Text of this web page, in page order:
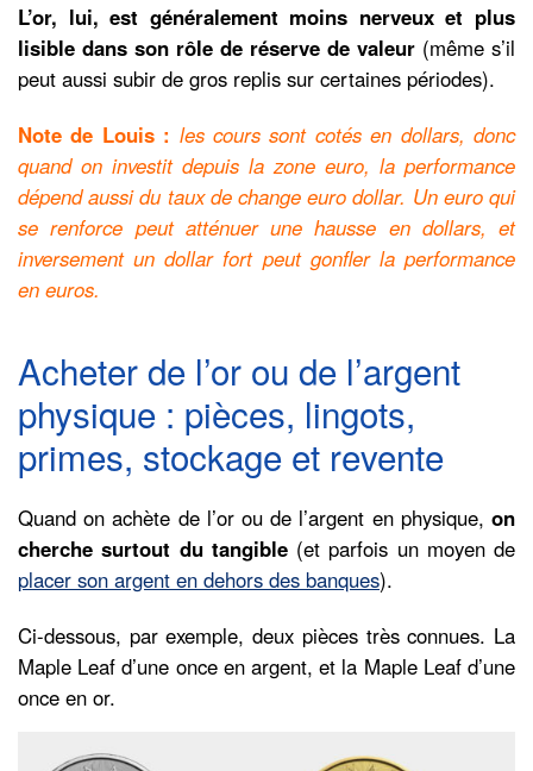
L’or, lui, est généralement moins nerveux et plus
lisible dans son rôle de réserve de valeur (même s’il
peut aussi subir de gros replis sur certaines périodes).
Note de Louis : les cours sont cotés en dollars, donc
quand on investit depuis la zone euro, la performance
dépend aussi du taux de change euro dollar. Un euro qui
se renforce peut atténuer une hausse en dollars, et
inversement un dollar fort peut gonfler la performance
en euros.
Acheter de l’or ou de l’argent
physique : pièces, lingots,
primes, stockage et revente
Quand on achète de l’or ou de l’argent en physique, on
cherche surtout du tangible (et parfois un moyen de
placer son argent en dehors des banques).
Ci-dessous, par exemple, deux pièces très connues. La
Maple Leaf d’une once en argent, et la Maple Leaf d’une
once en or.